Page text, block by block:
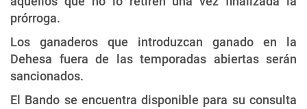
prórroga.
Los ganaderos que introduzcan ganado en la
Dehesa fuera de las temporadas abiertas serán
sancionados.
El Bando se encuentra disponible para su consulta